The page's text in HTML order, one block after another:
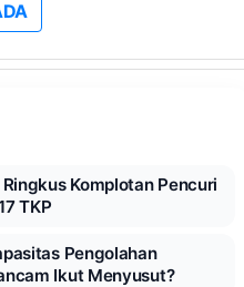
Komplotan Pencuri
TKP
Pengolahan
Ikut Menyusut?